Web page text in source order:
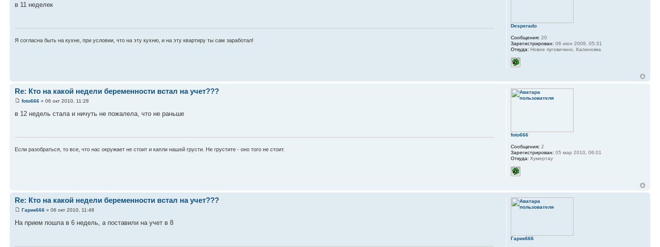
в 11 неделек
Я согласна быть на кухне, при условии, что на эту кухню, и на эту квартиру ты сам заработал!
Desperado
Сообщения: 20
Зарегистрирован: 06 июн 2009, 05:31
Откуда: Новое пуговичино, Калиновка
Re: Кто на какой недели беременности встал на учет???
foto666 » 06 окт 2010, 11:28
в 12 недель стала и ничуть не пожалела, что не раньше
Если разобраться, то все, что нас окружает не стоит и капли нашей грусти. Не грустите - оно того не стоит.
foto666
Сообщения: 2
Зарегистрирован: 05 мар 2010, 06:01
Откуда: Кумертау
Re: Кто на какой недели беременности встал на учет???
Гарик666 » 06 окт 2010, 11:48
На прием пошла в 6 недель, а поставили на учет в 8
Гарик666